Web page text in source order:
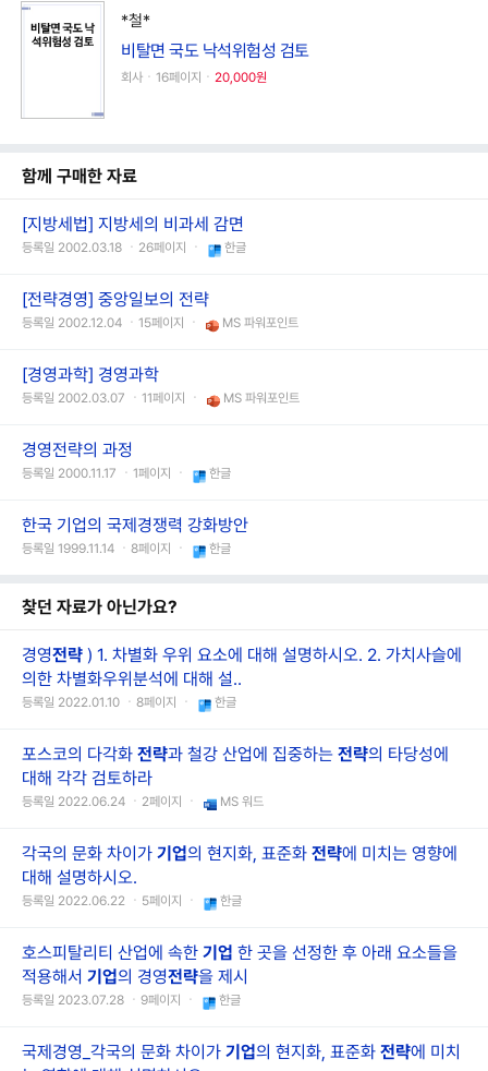
*철*
비탈면 국도 낙석위험성 검토
회사ㆍ16페이지ㆍ 20,000원
함께 구매한 자료
[지방세법] 지방세의 비과세 감면
등록일 2002.03.18 ㆍ26페이지 ㆍ 한글
[전략경영] 중앙일보의 전략
등록일 2002.12.04 ㆍ15페이지 ㆍ MS 파워포인트
[경영과학] 경영과학
등록일 2002.03.07 ㆍ11페이지 ㆍ MS 파워포인트
경영전략의 과정
등록일 2000.11.17 ㆍ1페이지 ㆍ 한글
한국 기업의 국제경쟁력 강화방안
등록일 1999.11.14 ㆍ8페이지 ㆍ 한글
찾던 자료가 아닌가요?
경영전략 ) 1. 차별화 우위 요소에 대해 설명하시오. 2. 가치사슬에
의한 차별화우위분석에 대해 설..
등록일 2022.01.10 ㆍ8페이지 ㆍ 한글
포스코의 다각화 전략과 철강 산업에 집중하는 전략의 타당성에
대해 각각 검토하라
등록일 2022.06.24 ㆍ2페이지 ㆍ MS 워드
각국의 문화 차이가 기업의 현지화, 표준화 전략에 미치는 영향에
대해 설명하시오.
등록일 2022.06.22 ㆍ5페이지 ㆍ 한글
호스피탈리티 산업에 속한 기업 한 곳을 선정한 후 아래 요소들을
적용해서 기업의 경영전략을 제시
등록일 2023.07.28 ㆍ9페이지 ㆍ 한글
국제경영_각국의 문화 차이가 기업의 현지화, 표준화 전략에 미치